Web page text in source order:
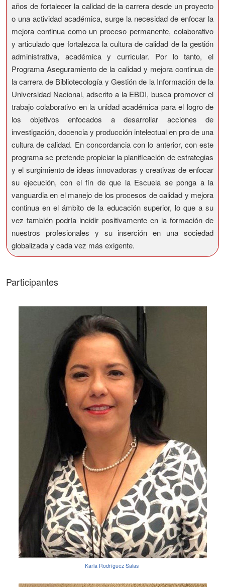
años de fortalecer la calidad de la carrera desde un proyecto
o una actividad académica, surge la necesidad de enfocar la
mejora continua como un proceso permanente, colaborativo
y articulado que fortalezca la cultura de calidad de la gestión
administrativa, académica y curricular. Por lo tanto, el
Programa Aseguramiento de la calidad y mejora continua de
la carrera de Bibliotecología y Gestión de la Información de la
Universidad Nacional, adscrito a la EBDI, busca promover el
trabajo colaborativo en la unidad académica para el logro de
los objetivos enfocados a desarrollar acciones de
investigación, docencia y producción intelectual en pro de una
cultura de calidad. En concordancia con lo anterior, con este
programa se pretende propiciar la planificación de estrategias
y el surgimiento de ideas innovadoras y creativas de enfocar
su ejecución, con el fin de que la Escuela se ponga a la
vanguardia en el manejo de los procesos de calidad y mejora
continua en el ámbito de la educación superior, lo que a su
vez también podría incidir positivamente en la formación de
nuestros profesionales y su inserción en una sociedad
globalizada y cada vez más exigente.
Participantes
Karla Rodríguez Salas